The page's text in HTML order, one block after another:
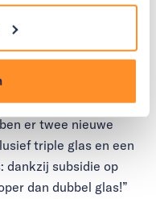
dus toen dacht ik:
kwam voor een
gunstige lening
er twee nieuwe
triple glas en een
dankzij subsidie op
dan dubbel glas!”